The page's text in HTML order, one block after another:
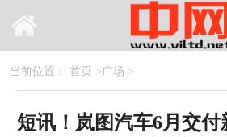
当前位置： 首页 >广场 >
短讯！岚图汽车6月交付